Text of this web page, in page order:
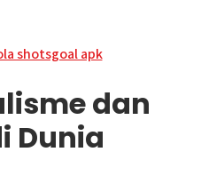
dan
Dunia